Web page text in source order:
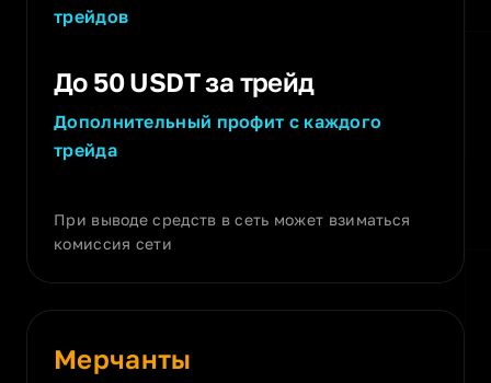
трейдов
До 50 USDT за трейд
Дополнительный профит с каждого
трейда
При выводе средств в сеть может взиматься
комиссия сети
Мерчанты